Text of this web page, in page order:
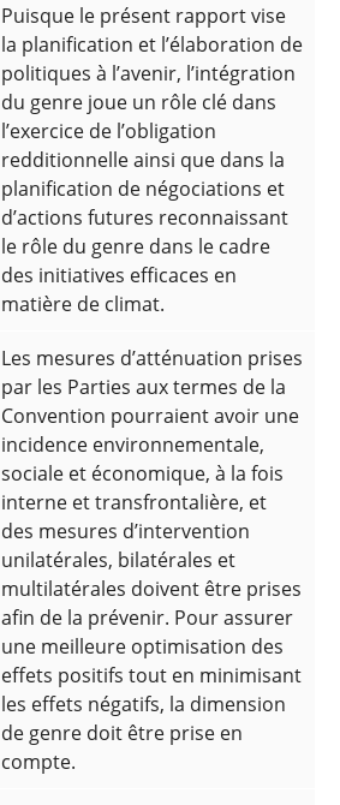
Puisque le présent rapport vise
la planification et l’élaboration de
politiques à l’avenir, l’intégration
du genre joue un rôle clé dans
l’exercice de l’obligation
redditionnelle ainsi que dans la
planification de négociations et
d’actions futures reconnaissant
le rôle du genre dans le cadre
des initiatives efficaces en
matière de climat.
Les mesures d’atténuation prises
par les Parties aux termes de la
Convention pourraient avoir une
incidence environnementale,
sociale et économique, à la fois
interne et transfrontalière, et
des mesures d’intervention
unilatérales, bilatérales et
multilatérales doivent être prises
afin de la prévenir. Pour assurer
une meilleure optimisation des
effets positifs tout en minimisant
les effets négatifs, la dimension
de genre doit être prise en
compte.